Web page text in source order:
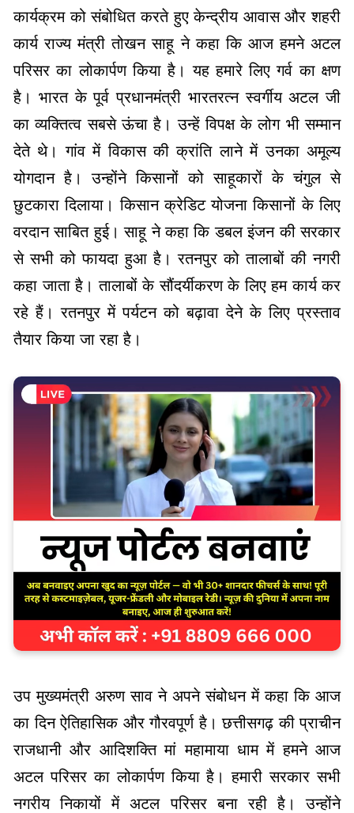
कार्यक्रम को संबोधित करते हुए केन्द्रीय आवास और शहरी
कार्य राज्य मंत्री तोखन साहू ने कहा कि आज हमने अटल
परिसर का लोकार्पण किया है। यह हमारे लिए गर्व का क्षण
है। भारत के पूर्व प्रधानमंत्री भारतरत्न स्वर्गीय अटल जी
का व्यक्तित्व सबसे ऊंचा है। उन्हें विपक्ष के लोग भी सम्मान
देते थे। गांव में विकास की क्रांति लाने में उनका अमूल्य
योगदान है। उन्होंने किसानों को साहूकारों के चंगुल से
छुटकारा दिलाया। किसान क्रेडिट योजना किसानों के लिए
वरदान साबित हुई। साहू ने कहा कि डबल इंजन की सरकार
से सभी को फायदा हुआ है। रतनपुर को तालाबों की नगरी
कहा जाता है। तालाबों के सौंदर्यीकरण के लिए हम कार्य कर
रहे हैं। रतनपुर में पर्यटन को बढ़ावा देने के लिए प्रस्ताव
तैयार किया जा रहा है।
उप मुख्यमंत्री अरुण साव ने अपने संबोधन में कहा कि आज
का दिन ऐतिहासिक और गौरवपूर्ण है। छत्तीसगढ़ की प्राचीन
राजधानी और आदिशक्ति मां महामाया धाम में हमने आज
अटल परिसर का लोकार्पण किया है। हमारी सरकार सभी
नगरीय निकायों में अटल परिसर बना रही है। उन्होंने